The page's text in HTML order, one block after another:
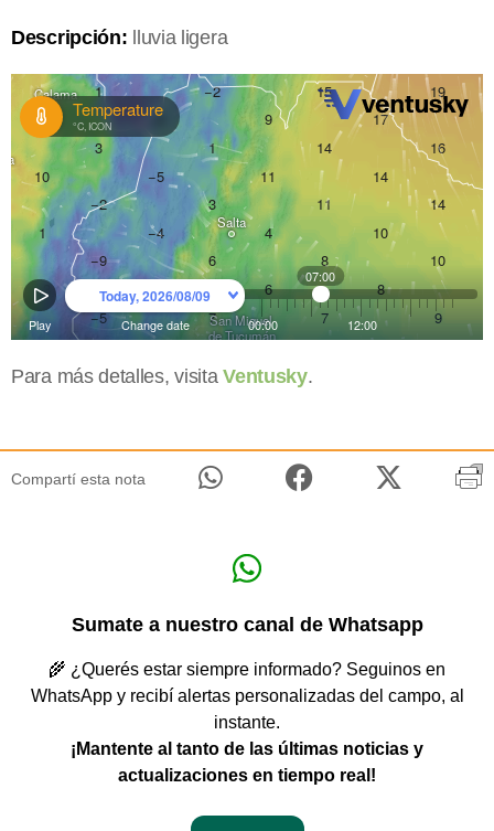
Descripción: lluvia ligera
Para más detalles, visitaVentusky.
Compartí esta nota
Sumate a nuestro canal de Whatsapp
🌾 ¿Querés estar siempre informado? Seguinos en
WhatsApp y recibí alertas personalizadas del campo, al
instante.
¡Mantente al tanto de las últimas noticias y
actualizaciones en tiempo real!